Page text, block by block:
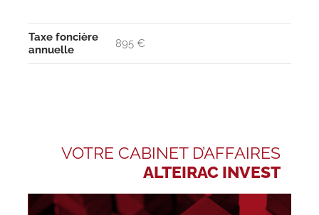
Taxe foncière
annuelle
895 €
VOTRE CABINET D’AFFAIRES
ALTEIRAC INVEST